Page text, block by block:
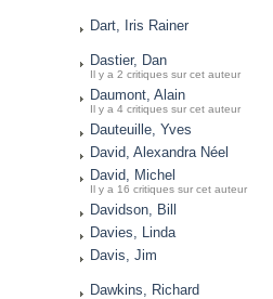
Dart, Iris Rainer
Dastier, Dan
Il y a 2 critiques sur cet auteur
Daumont, Alain
Il y a 4 critiques sur cet auteur
Dauteuille, Yves
David, Alexandra Néel
David, Michel
Il y a 16 critiques sur cet auteur
Davidson, Bill
Davies, Linda
Davis, Jim
Dawkins, Richard